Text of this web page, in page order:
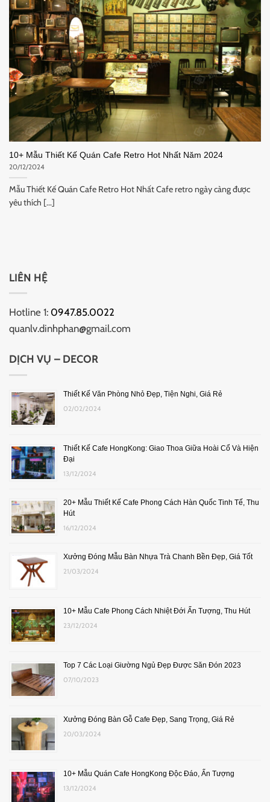
10+ Mẫu Thiết Kế Quán Cafe Retro Hot Nhất Năm 2024
20/12/2024
Mẫu Thiết Kế Quán Cafe Retro Hot Nhất Cafe retro ngày càng được
yêu thích [...]
LIÊN HỆ
Hotline 1: 0947.85.0022
quanlv.dinhphan@gmail.com
DỊCH VỤ – DECOR
Thiết Kế Văn Phòng Nhỏ Đẹp, Tiện Nghi, Giá Rẻ
02/02/2024
Thiết Kế Cafe HongKong: Giao Thoa Giữa Hoài Cổ Và Hiện
Đại
13/12/2024
20+ Mẫu Thiết Kế Cafe Phong Cách Hàn Quốc Tinh Tế, Thu
Hút
16/12/2024
Xưởng Đóng Mẫu Bàn Nhựa Trà Chanh Bền Đẹp, Giá Tốt
21/03/2024
10+ Mẫu Cafe Phong Cách Nhiệt Đới Ấn Tượng, Thu Hút
23/12/2024
Top 7 Các Loại Giường Ngủ Đẹp Được Săn Đón 2023
07/10/2023
Xưởng Đóng Bàn Gỗ Cafe Đẹp, Sang Trọng, Giá Rẻ
20/03/2024
10+ Mẫu Quán Cafe HongKong Độc Đáo, Ấn Tượng
13/12/2024